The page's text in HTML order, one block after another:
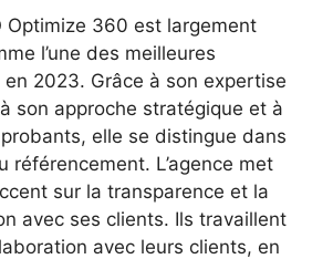
Optimize 360 est largement
l’une des meilleures
en 2023. Grâce à son expertise
son approche stratégique et à
elle se distingue dans
référencement. L’agence met
sur la transparence et la
avec ses clients. Ils travaillent
avec leurs clients, en